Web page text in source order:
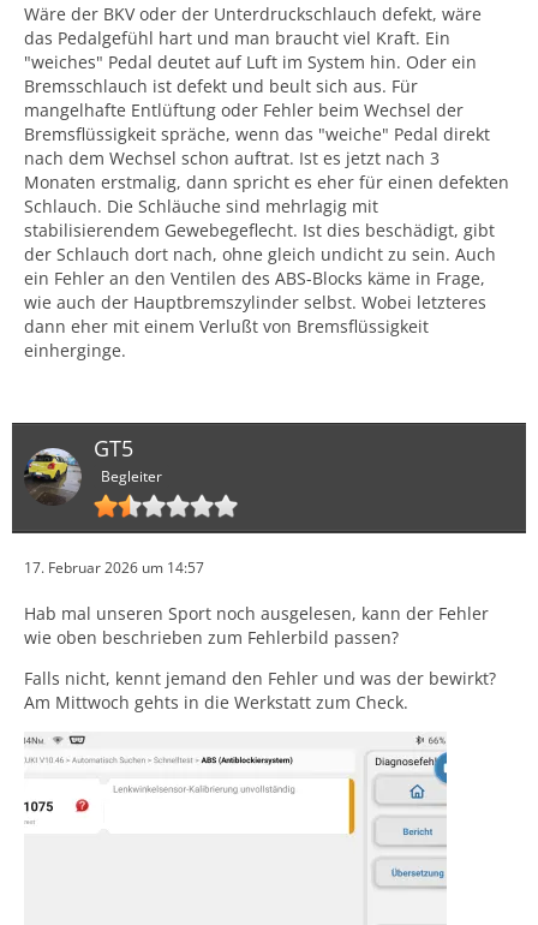
Wäre der BKV oder der Unterdruckschlauch defekt, wäre
das Pedalgefühl hart und man braucht viel Kraft. Ein
"weiches" Pedal deutet auf Luft im System hin. Oder ein
Bremsschlauch ist defekt und beult sich aus. Für
mangelhafte Entlüftung oder Fehler beim Wechsel der
Bremsflüssigkeit spräche, wenn das "weiche" Pedal direkt
nach dem Wechsel schon auftrat. Ist es jetzt nach 3
Monaten erstmalig, dann spricht es eher für einen defekten
Schlauch. Die Schläuche sind mehrlagig mit
stabilisierendem Gewebegeflecht. Ist dies beschädigt, gibt
der Schlauch dort nach, ohne gleich undicht zu sein. Auch
ein Fehler an den Ventilen des ABS-Blocks käme in Frage,
wie auch der Hauptbremszylinder selbst. Wobei letzteres
dann eher mit einem Verlußt von Bremsflüssigkeit
einherginge.
GT5
Begleiter
17. Februar 2026 um 14:57
Hab mal unseren Sport noch ausgelesen, kann der Fehler
wie oben beschrieben zum Fehlerbild passen?
Falls nicht, kennt jemand den Fehler und was der bewirkt?
Am Mittwoch gehts in die Werkstatt zum Check.